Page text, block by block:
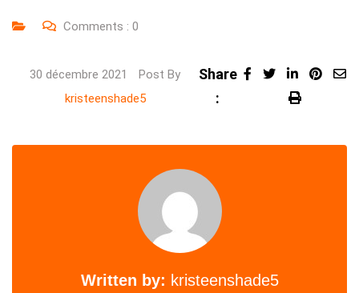
Comments : 0
30 décembre 2021
Post By
kristeenshade5
Share
:
LinkedIn
Share
Email
Print
Written by: kristeenshade5